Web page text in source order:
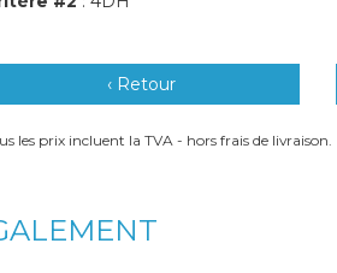
‹ Retour
les prix incluent la TVA - hors frais de livraison.